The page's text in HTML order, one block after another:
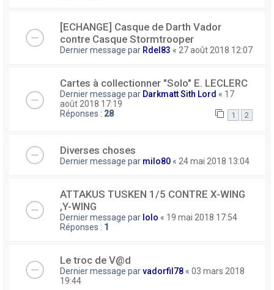
[ECHANGE] Casque de Darth Vador
contre Casque Stormtrooper
Dernier message par Rdel83 « 27 août 2018 12:07
Cartes à collectionner "Solo" E. LECLERC
Dernier message par Darkmatt Sith Lord « 17
août 2018 17:19
Réponses : 28 1 2
Diverses choses
Dernier message par milo80 « 24 mai 2018 13:04
ATTAKUS TUSKEN 1/5 CONTRE X-WING
,Y-WING
Dernier message par lolo « 19 mai 2018 17:54
Réponses : 1
Le troc de V@d
Dernier message parvadorfil78 « 03 mars 2018
19:44